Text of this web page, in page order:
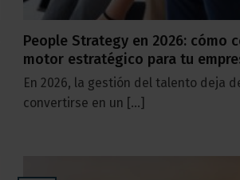
People Strategy en 2026: cómo
motor estratégico para tu
En 2026, la gestión del talento deja
convertirse en un [...]